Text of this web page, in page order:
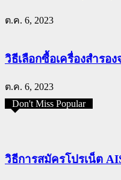
ต.ค. 6, 2023
วิธีเลือกซื้อเครื่องสำรอ
ต.ค. 6, 2023
Don't Miss Popular
วิธีการสมัครโปรเน็ต